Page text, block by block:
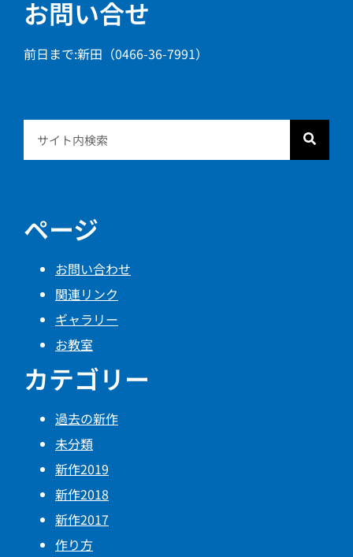
お問い合せ
前日まで:新田（0466-36-7991）
ページ
お問い合わせ
関連リンク
ギャラリー
お教室
カテゴリー
過去の新作
未分類
新作2019
新作2018
新作2017
作り方